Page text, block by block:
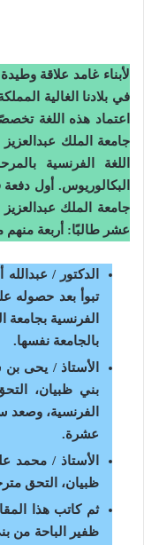
لأبناء غامد علاقة
في بلادنا الغالية
اعتماد هذه اللغة
جامعة الملك
اللغة الفرنسية
البكالوريوس. أول
جامعة الملك
عشر طالبًا: أربعة منهم
الدكتور /
تبوأ بعد حصوله
الفرنسية بجامعة
بالجامعة نفسها.
الأستاذ / يحى
بني ظبيان،
الفرنسية، وصعد
عشرة.
الأستاذ / محمد
ظبيان، التحق
ثم كاتب هذا
ظفير الباحة من